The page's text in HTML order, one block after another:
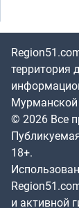
территория
Мурманской
© 2026 Все
18+.
и активной